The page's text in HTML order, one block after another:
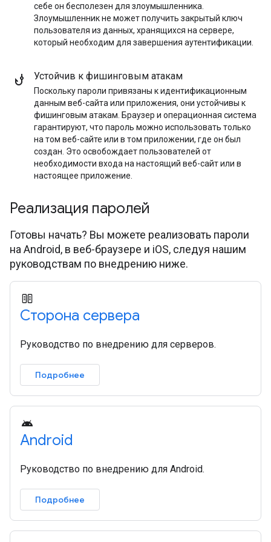
себе он бесполезен для злоумышленника.
Злоумышленник не может получить закрытый ключ
пользователя из данных, хранящихся на сервере,
который необходим для завершения аутентификации.
Устойчив к фишинговым атакам
Поскольку пароли привязаны к идентификационным
данным веб-сайта или приложения, они устойчивы к
фишинговым атакам. Браузер и операционная система
гарантируют, что пароль можно использовать только
на том веб-сайте или в том приложении, где он был
создан. Это освобождает пользователей от
необходимости входа на настоящий веб-сайт или в
настоящее приложение.
Реализация паролей
Готовы начать? Вы можете реализовать пароли
на Android, в веб-браузере и iOS, следуя нашим
руководствам по внедрению ниже.
Сторона сервера
Руководство по внедрению для серверов.
Подробнее
Android
Руководство по внедрению для Android.
Подробнее